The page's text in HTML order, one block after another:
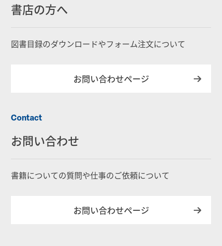
書店の方へ
図書目録のダウンロードやフォーム注文について
お問い合わせページ
Contact
お問い合わせ
書籍についての質問や仕事のご依頼について
お問い合わせページ